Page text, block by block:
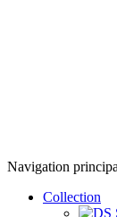
Navigation
Collection